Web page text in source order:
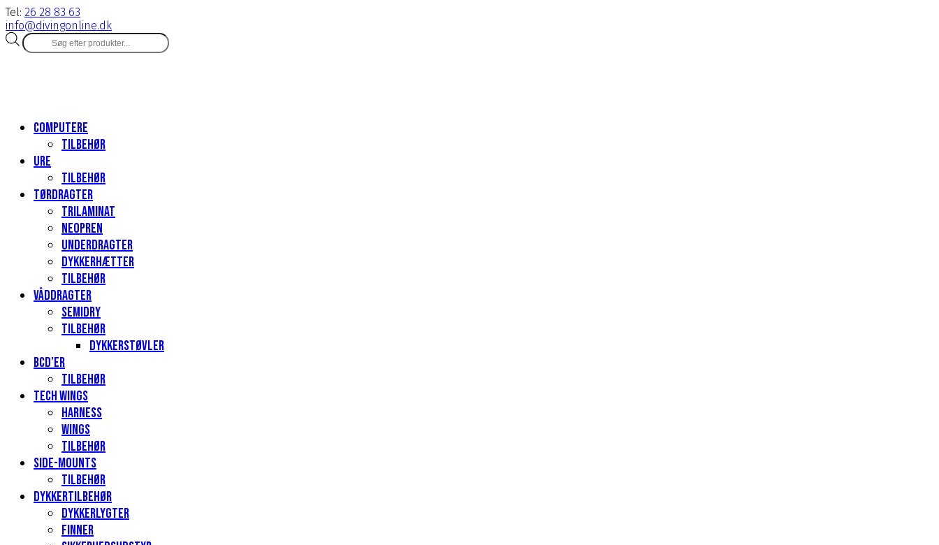
Tel: 26 28 83 63
info@divingonline.dk
Products
search
Computere
Tilbehør
Ure
Tilbehør
Tørdragter
Trilaminat
Neopren
Underdragter
Dykkerhætter
Tilbehør
Våddragter
Semidry
Tilbehør
Dykkerstøvler
BCD’er
Tilbehør
Tech Wings
Harness
Wings
Tilbehør
Side-mounts
Tilbehør
Dykkertilbehør
Dykkerlygter
Finner